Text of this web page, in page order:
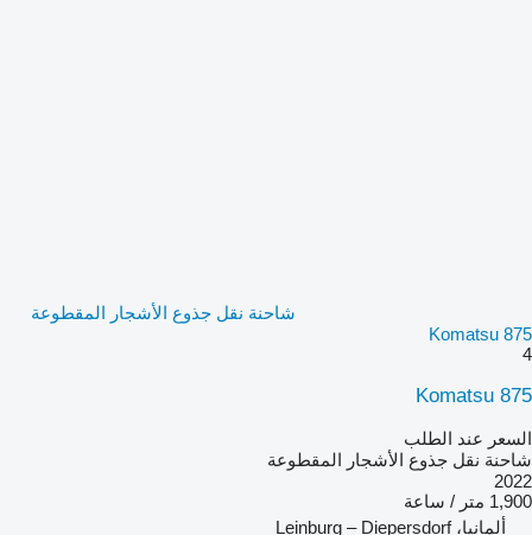
شاحنة نقل جذوع الأشجار المقطوعة
Komatsu 875
4
Komatsu 875
السعر عند الطلب
شاحنة نقل جذوع الأشجار المقطوعة
2022
1,900 متر / ساعة
ألمانيا، Leinburg – Diepersdorf